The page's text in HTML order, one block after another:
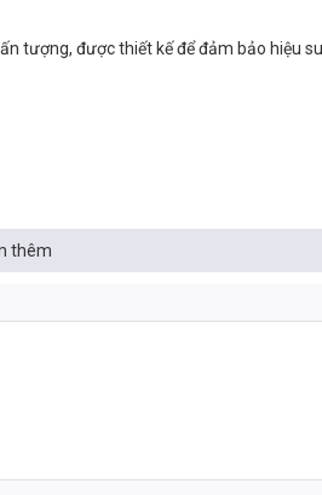
tượng, được thiết kế để đảm bảo hiệu
thêm